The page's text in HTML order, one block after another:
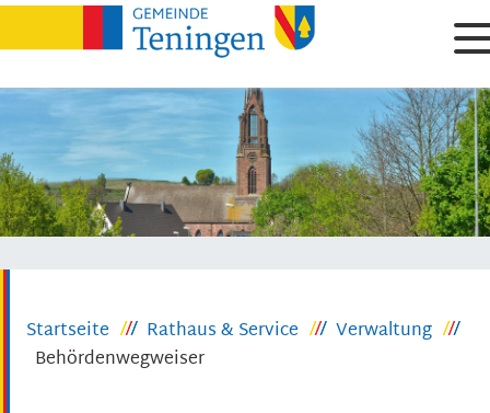
Startseite Rathaus & Service
Verwaltung
Behördenwegweiser